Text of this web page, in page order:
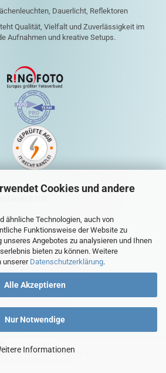
Cookies und andere
ähnliche Technologien, auch von
Funktionsweise der Website zu
Angebotes zu analysieren und Ihnen
bieten zu können. Weitere
unserer Datenschutzerklärung.
Alle Akzeptieren
Nur Notwendige
Informationen
Dauerlicht, Reflektoren
Qualität, Vielfalt und Zuverlässigkeit im
Aufnahmen und kreative Setups.
5)
bei: ebay.de, shopvote.de ⓘ